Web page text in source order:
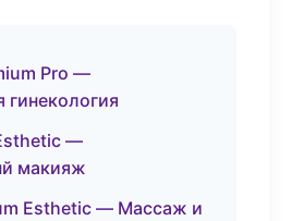
Pro —
гинекология
—
макияж
Esthetic — Массаж и